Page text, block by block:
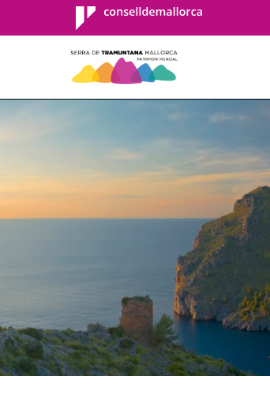
Consell de
Mallorca